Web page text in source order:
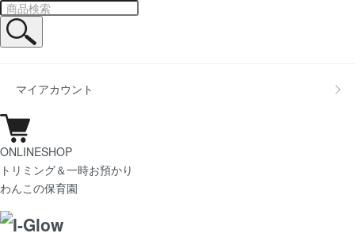
マイアカウント
ONLINESHOP
トリミング＆一時お預かり
わんこの保育園